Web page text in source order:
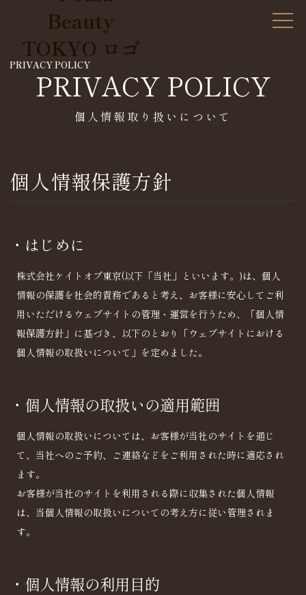
PRIVACY POLICY
PRIVACY POLICY
個人情報取り扱いについて
個人情報保護方針
・はじめに
株式会社ケイトオブ東京(以下「当社」といいます。)は、個人
情報の保護を社会的責務であると考え、お客様に安心してご利
用いただけるウェブサイトの管理・運営を行うため、「個人情
報保護方針」に基づき、以下のとおり「ウェブサイトにおける
個人情報の取扱いについて」を定めました。
・個人情報の取扱いの適用範囲
個人情報の取扱いについては、お客様が当社のサイトを通じ
て、当社へのご予約、ご連絡などをご利用された時に適応され
ます。
お客様が当社のサイトを利用される際に収集された個人情報
は、当個人情報の取扱いについての考え方に従い管理されま
す。
・個人情報の利用目的